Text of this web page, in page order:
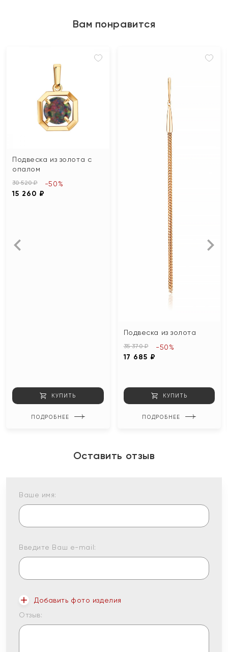
Вам понравится
Подвеска из золота с
опалом
30 520 ₽
15 260 ₽
-50%
КУПИТЬ
ПОДРОБНЕЕ
Подвеска из золота
35 370 ₽
17 685 ₽
-50%
КУПИТЬ
ПОДРОБНЕЕ
Оставить отзыв
Ваше имя:
Введите Ваш e-mail:
Добавить фото изделия
Отзыв: